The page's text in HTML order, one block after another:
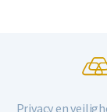
Privacy en